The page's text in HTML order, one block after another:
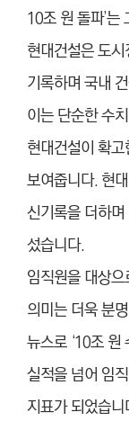
10조 원 돌파’
현대건설은 도
기록하며 국내
이는 단순한 수
현대건설이 확
보여줍니다. 현
신기록을 더하
섰습니다.
임직원을 대상
의미는 더욱 분
뉴스로 ‘10조 원
실적을 넘어 임
지표가 되었습